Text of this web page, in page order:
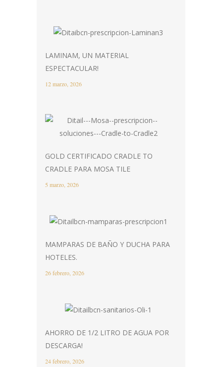
LAMINAM, UN MATERIAL
ESPECTACULAR!
12 marzo, 2026
GOLD CERTIFICADO CRADLE TO
CRADLE PARA MOSA TILE
5 marzo, 2026
MAMPARAS DE BAÑO Y DUCHA PARA
HOTELES.
26 febrero, 2026
AHORRO DE 1/2 LITRO DE AGUA POR
DESCARGA!
24 febrero, 2026